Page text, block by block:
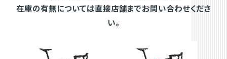
在庫の有無については直接店舗までお問い合わせくださ
い。